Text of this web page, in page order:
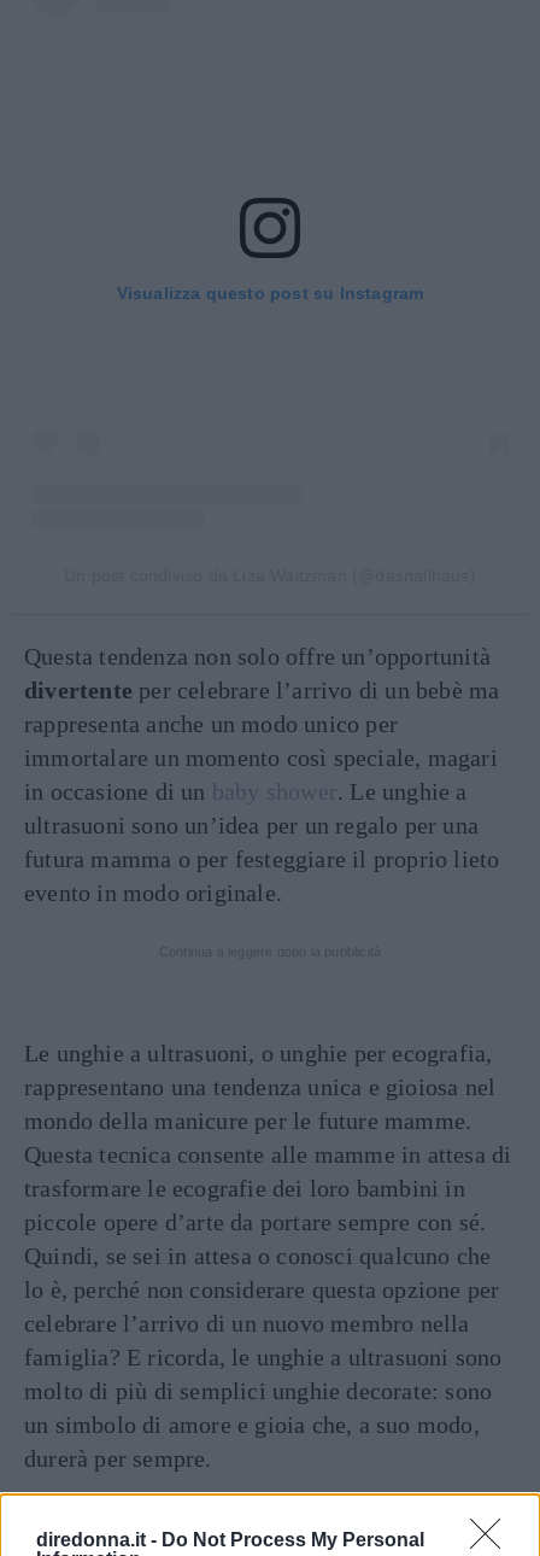
diredonna.it - Do Not Process My Personal
Visualizza questo post su Instagram
Questa tendenza non solo offre un’opportunità
divertente per celebrare l’arrivo di un bebè ma
rappresenta anche un modo unico per
immortalare un momento così speciale, magari
in occasione di un baby shower . Le unghie a
ultrasuoni sono un’idea per un regalo per una
futura mamma o per festeggiare il proprio lieto
evento in modo originale.
Le unghie a ultrasuoni, o unghie per ecografia,
rappresentano una tendenza unica e gioiosa nel
mondo della manicure per le future mamme.
Questa tecnica consente alle mamme in attesa di
trasformare le ecografie dei loro bambini in
piccole opere d’arte da portare sempre con sé.
Quindi, se sei in attesa o conosci qualcuno che
lo è, perché non considerare questa opzione per
celebrare l’arrivo di un nuovo membro nella
famiglia? E ricorda, le unghie a ultrasuoni sono
molto di più di semplici unghie decorate: sono
un simbolo di amore e gioia che, a suo modo,
durerà per sempre.
Seguici anche su Google News!